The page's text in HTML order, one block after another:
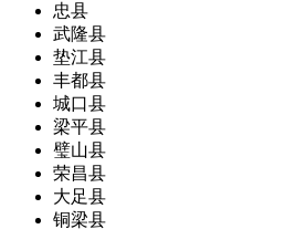
忠县
武隆县
垫江县
丰都县
城口县
梁平县
璧山县
荣昌县
大足县
铜梁县